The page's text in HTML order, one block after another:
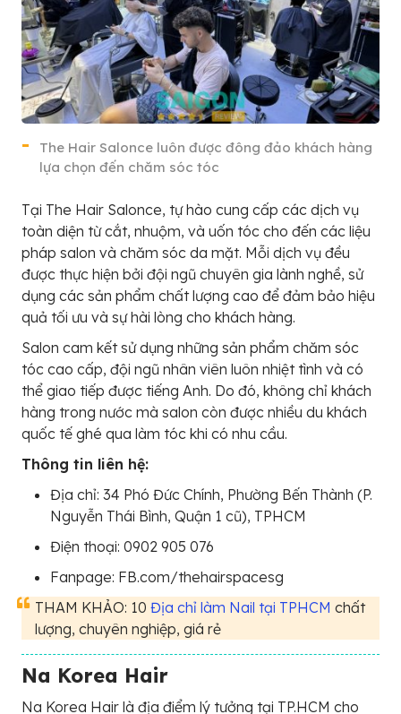
The Hair Salonce luôn được đông đảo khách hàng
lựa chọn đến chăm sóc tóc
Tại The Hair Salonce, tự hào cung cấp các dịch vụ
toàn diện từ cắt, nhuộm, và uốn tóc cho đến các liệu
pháp salon và chăm sóc da mặt. Mỗi dịch vụ đều
được thực hiện bởi đội ngũ chuyên gia lành nghề, sử
dụng các sản phẩm chất lượng cao để đảm bảo hiệu
quả tối ưu và sự hài lòng cho khách hàng.
Salon cam kết sử dụng những sản phẩm chăm sóc
tóc cao cấp, đội ngũ nhân viên luôn nhiệt tình và có
thể giao tiếp được tiếng Anh. Do đó, không chỉ khách
hàng trong nước mà salon còn được nhiều du khách
quốc tế ghé qua làm tóc khi có nhu cầu.
Thông tin liên hệ:
Địa chỉ: 34 Phó Đức Chính, Phường Bến Thành (P.
Nguyễn Thái Bình, Quận 1 cũ), TPHCM
Điện thoại: 0902 905 076
Fanpage: FB.com/thehairspacesg
THAM KHẢO: 10 Địa chỉ làm Nail tại TPHCM chất
lượng, chuyên nghiệp, giá rẻ
Na Korea Hair
Na Korea Hair là địa điểm lý tưởng tại TP.HCM cho